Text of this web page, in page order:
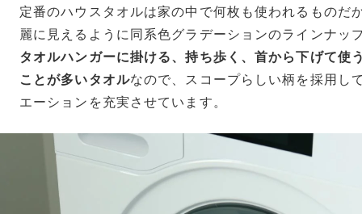
定番のハウスタオルは家の中で何枚も使われるものだ
麗に見えるように同系色グラデーションのラインナッ
タオルハンガーに掛ける、持ち歩く、首から下げて使
ことが多いタオルなので、スコープらしい柄を採用し
エーションを充実させています。